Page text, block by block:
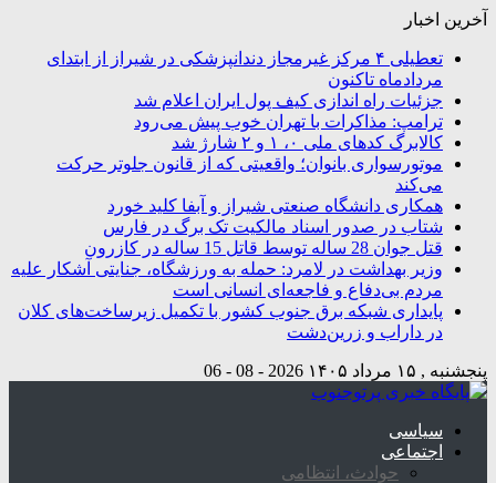
آخرین اخبار
تعطیلی ۴ مرکز غیرمجاز دندانپزشکی در شیراز از ابتدای
مردادماه تاکنون
جزئیات راه اندازی کیف پول ایران اعلام شد
ترامپ: مذاکرات با تهران خوب پیش می‌رود
کالابرگ کدهای ملی ۰، ۱ و ۲ شارژ شد
موتورسواری بانوان؛ واقعیتی که از قانون جلوتر حرکت
می‌کند
همکاری دانشگاه صنعتی شیراز و آبفا کلید خورد
شتاب در صدور اسناد مالکیت تک برگ در فارس
قتل جوان 28 ساله توسط قاتل 15 ساله در کازرون
وزیر بهداشت در لامرد: حمله به ورزشگاه، جنایتی آشکار علیه
مردم بی‌دفاع و فاجعه‌ای انسانی است
پایداری شبکه برق جنوب کشور با تکمیل زیرساخت‌های کلان
در داراب و زرین‌دشت
پنجشنبه , ۱۵ مرداد ۱۴۰۵ 2026 - 08 - 06
سیاسی
اجتماعی
حوادث، انتظامی